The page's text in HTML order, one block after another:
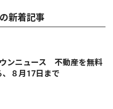
新着記事
ンニュース 不動産を無料
８月17日まで